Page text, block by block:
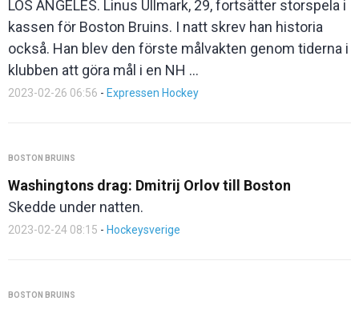
LOS ANGELES. Linus Ullmark, 29, fortsätter storspela i
kassen för Boston Bruins. I natt skrev han historia
också. Han blev den förste målvakten genom tiderna i
klubben att göra mål i en NH ...
2023-02-26 06:56 - Expressen Hockey
BOSTON BRUINS
Washingtons drag: Dmitrij Orlov till Boston
Skedde under natten.
2023-02-24 08:15 - Hockeysverige
BOSTON BRUINS